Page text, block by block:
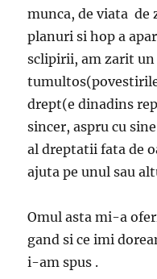
munca, de viata de
planuri si hop a
sclipirii, am zarit
drept(e dinadins
sincer, aspru cu
al dreptatii fata de
ajuta pe unul sau
Omul asta mi-a
gand si ce imi
i-am spus .